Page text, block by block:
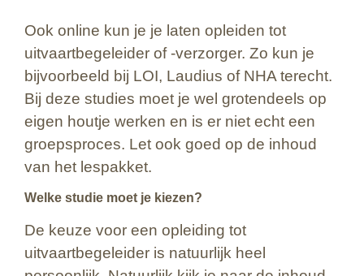
Ook online kun je je laten opleiden tot
uitvaartbegeleider of -verzorger. Zo kun je
bijvoorbeeld bij LOI, Laudius of NHA terecht.
Bij deze studies moet je wel grotendeels op
eigen houtje werken en is er niet echt een
groepsproces. Let ook goed op de inhoud
van het lespakket.
Welke studie moet je kiezen?
De keuze voor een opleiding tot
uitvaartbegeleider is natuurlijk heel